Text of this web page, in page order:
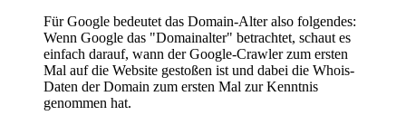
Für Google bedeutet das Domain-Alter also folgendes:
Wenn Google das "Domainalter" betrachtet, schaut es
einfach darauf, wann der Google-Crawler zum ersten
Mal auf die Website gestoßen ist und dabei die Whois-
Daten der Domain zum ersten Mal zur Kenntnis
genommen hat.